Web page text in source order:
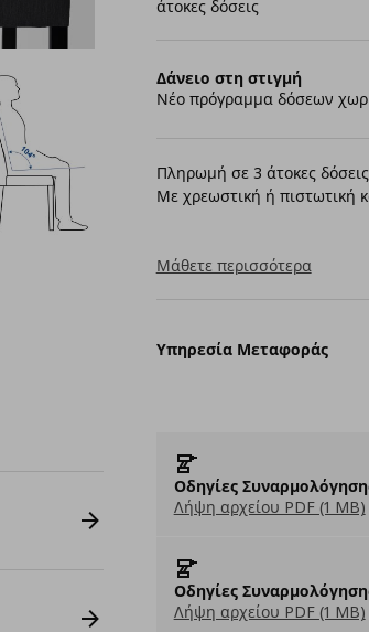
άτοκες δόσεις
Δάνειο στη στιγμή
Νέο πρόγραμμα δόσεων
Πληρωμή σε 3 άτοκες
Με χρεωστική ή πιστωτική
Μάθετε περισσότερα
Υπηρεσία Μεταφοράς
Οδηγίες
Λήψη αρχείου PDF (1 MB)
Οδηγίες
Λήψη αρχείου PDF (1 MB)